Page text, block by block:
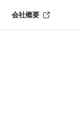
会社概要